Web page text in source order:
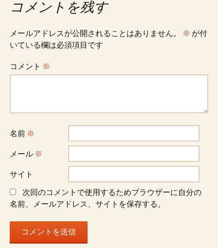
ナ
ビ
ゲ
ー
シ
ョ
ン
コメントを残す
メールアドレスが公開されることはありません。 ※ が付
いている欄は必須項目です
コメント ※
名前 ※
メール ※
サイト
次回のコメントで使用するためブラウザーに自分の
名前、メールアドレス、サイトを保存する。